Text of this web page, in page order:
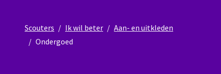
Scouters Ik wil beter
Aan- en uitkleden
Ondergoed